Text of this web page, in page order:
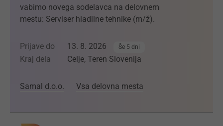
vabimo novega sodelavca na delovnem
mestu: Serviser hladilne tehnike (m/ž).
Prijave do 13. 8. 2026 Še 5 dni
Kraj dela Celje, Teren Slovenija
Samal d.o.o. Vsa delovna mesta